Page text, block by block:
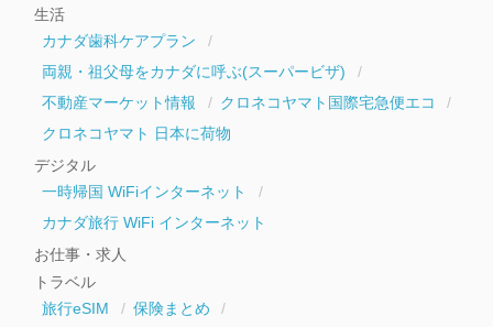
生活
カナダ歯科ケアプラン
両親・祖父母をカナダに呼ぶ(スーパービザ)
不動産マーケット情報
クロネコヤマト国際宅急便エコ
クロネコヤマト 日本に荷物
デジタル
一時帰国 WiFiインターネット
カナダ旅行 WiFi インターネット
お仕事・求人
トラベル
旅行eSIM
保険まとめ